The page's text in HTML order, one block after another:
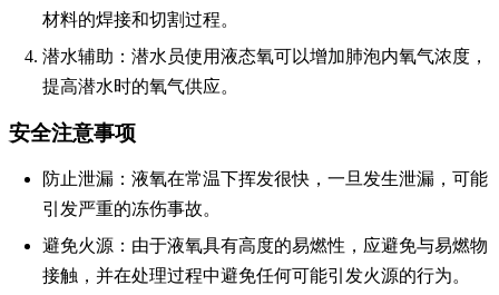
材料的焊接和切割过程。
潜水辅助 ：潜水员使用液态氧可以增加肺泡内氧气浓度，
提高潜水时的氧气供应。
安全注意事项
防止泄漏 ：液氧在常温下挥发很快，一旦发生泄漏，可能
引发严重的冻伤事故。
避免火源 ：由于液氧具有高度的易燃性，应避免与易燃物
接触，并在处理过程中避免任何可能引发火源的行为。